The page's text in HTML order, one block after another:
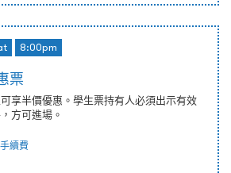
8:00pm
票
享半價優惠。學生票持有人必須出示有效
方可進場。
手續費